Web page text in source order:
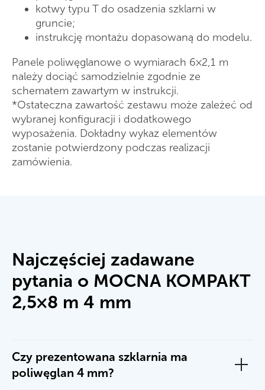
kotwy typu T do osadzenia szklarni w
gruncie;
instrukcję montażu dopasowaną do modelu.
Panele poliwęglanowe o wymiarach 6×2,1 m
należy dociąć samodzielnie zgodnie ze
schematem zawartym w instrukcji.
*Ostateczna zawartość zestawu może zależeć od
wybranej konfiguracji i dodatkowego
wyposażenia. Dokładny wykaz elementów
zostanie potwierdzony podczas realizacji
zamówienia.
Najczęściej zadawane
pytania o MOCNA KOMPAKT
2,5×8 m 4 mm
Czy prezentowana szklarnia ma
poliwęglan 4 mm?